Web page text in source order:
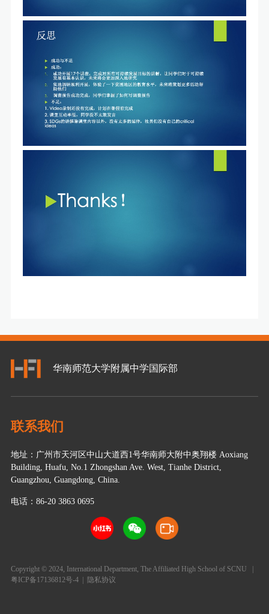
华南师范大学附属中学国际部
联系我们
地址：广州市天河区中山大道西1号华南师大附中奥翔楼 Aoxiang
Building, Huafu, No.1 Zhongshan Ave. West, Tianhe District,
Guangzhou, Guangdong, China.
电话：86-20 3863 0695
Copyright © 2024, International Department, The Affiliated High School of SCNU |
粤ICP备17136812号-4| 隐私协议